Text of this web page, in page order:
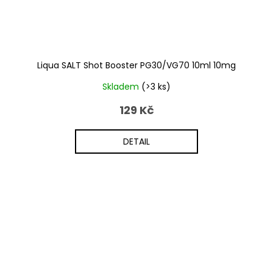
Liqua SALT Shot Booster PG30/VG70 10ml 10mg
Skladem (>3 ks)
129 Kč
DETAIL